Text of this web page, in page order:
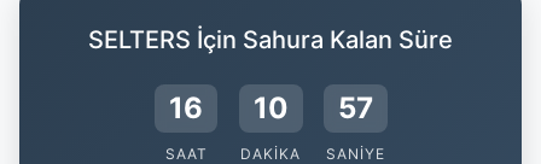
SELTERS İçin Sahura Kalan Süre
16
SAAT
10
DAKIKA
56
SANIYE